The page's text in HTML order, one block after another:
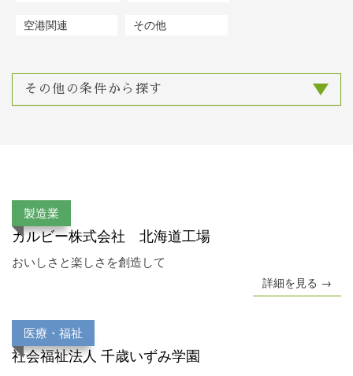
空港関連 その他
その他の条件から探す
製造業
カルビー株式会社 北海道工場
おいしさと楽しさを創造して
詳細を見る →
医療・福祉
社会福祉法人 千歳いずみ学園